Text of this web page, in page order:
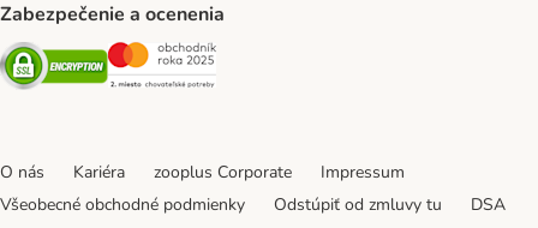
Zabezpečenie a ocenenia
Security Security
O nás Kariéra zooplus Corporate
Impressum
Všeobecné obchodné podmienky
Odstúpiť od zmluvy tu
DSA